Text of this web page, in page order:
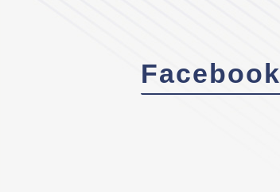
Facebook